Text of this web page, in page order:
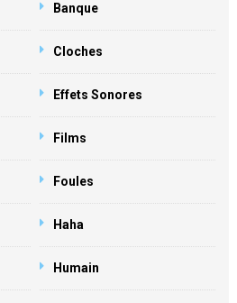
Banque
Cloches
Effets Sonores
Films
Foules
Haha
Humain